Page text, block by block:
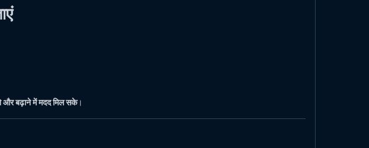
बढ़ाने में मदद मिल सके।